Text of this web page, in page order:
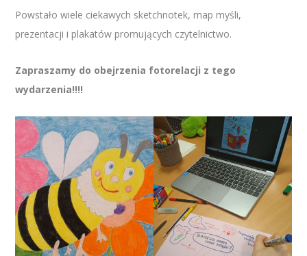
Powstało wiele ciekawych sketchnotek, map myśli,
prezentacji i plakatów promujących czytelnictwo.
Zapraszamy do obejrzenia fotorelacji z tego
wydarzenia!!!!